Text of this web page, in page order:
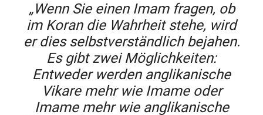
„Wenn Sie einen Imam fragen, ob
im Koran die Wahrheit stehe, wird
er dies selbstverständlich bejahen.
Es gibt zwei Möglichkeiten:
Entweder werden anglikanische
Vikare mehr wie Imame oder
Imame mehr wie anglikanische